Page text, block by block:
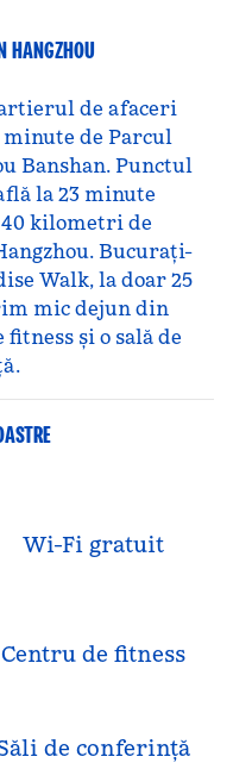
HANGZHOU
de afaceri
minute de Parcul
Banshan. Punctul
la 23 minute
kilometri de
Bucurați-
Walk, la doar 25
mic dejun din
și o sală de
Wi-Fi gratuit
Centru de fitness
de conferință